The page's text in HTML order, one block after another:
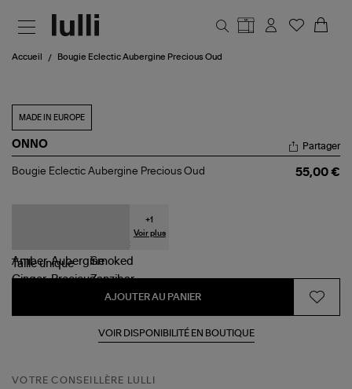
Accueil Bougie Eclectic Aubergine Precious Oud
MADE IN EUROPE
ONNO
Bougie
Partager
Bougie Eclectic Aubergine Precious Oud 55,00 €
+1
Voir plus
Tailleunique
AJOUTER AU PANIER
VOIR DISPONIBILITÉ EN BOUTIQUE
VOTRE CONSEILLÈRE LULLI